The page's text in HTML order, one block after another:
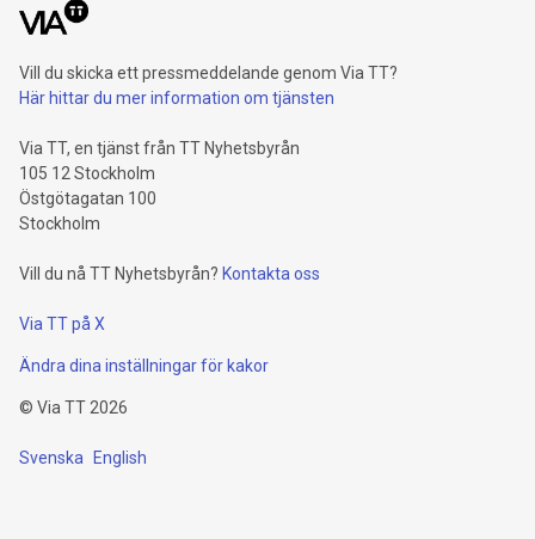
Vill du skicka ett pressmeddelande genom Via TT?
Här hittar du mer information om tjänsten
Via TT, en tjänst från TT Nyhetsbyrån
105 12 Stockholm
Östgötagatan 100
Stockholm
Vill du nå TT Nyhetsbyrån? Kontakta oss
Via TT på X
Ändra dina inställningar för kakor
© Via TT 2026
Svenska English